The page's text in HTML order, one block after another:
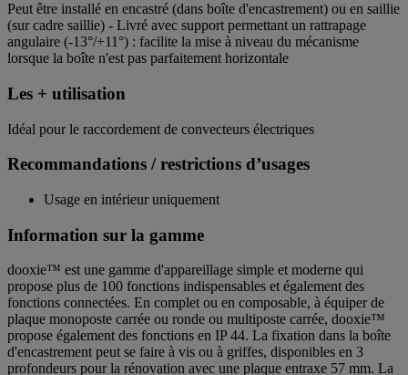
Peut être installé en encastré (dans boîte d'encastrement) ou en saillie
(sur cadre saillie) - Livré avec support permettant un rattrapage
angulaire (-13°/+11°) : facilite la mise à niveau du mécanisme
lorsque la boîte n'est pas parfaitement horizontale
Les + utilisation
Idéal pour le raccordement de convecteurs électriques
Recommandations / restrictions d’usages
Usage en intérieur uniquement
Information sur la gamme
dooxie™ est une gamme d'appareillage simple et moderne qui
propose plus de 100 fonctions indispensables et également des
fonctions connectées. En complet ou en composable, à équiper de
plaque monoposte carrée ou ronde ou multiposte carrée, dooxie™
propose également des fonctions en IP 44. La fixation dans la boîte
d'encastrement peut se faire à vis ou à griffes, disponibles en 3
profondeurs pour la rénovation avec une plaque entraxe 57 mm. La